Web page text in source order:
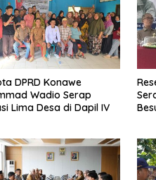
DPRD Konawe
Wadio Serap
Lima Desa di Dapil IV